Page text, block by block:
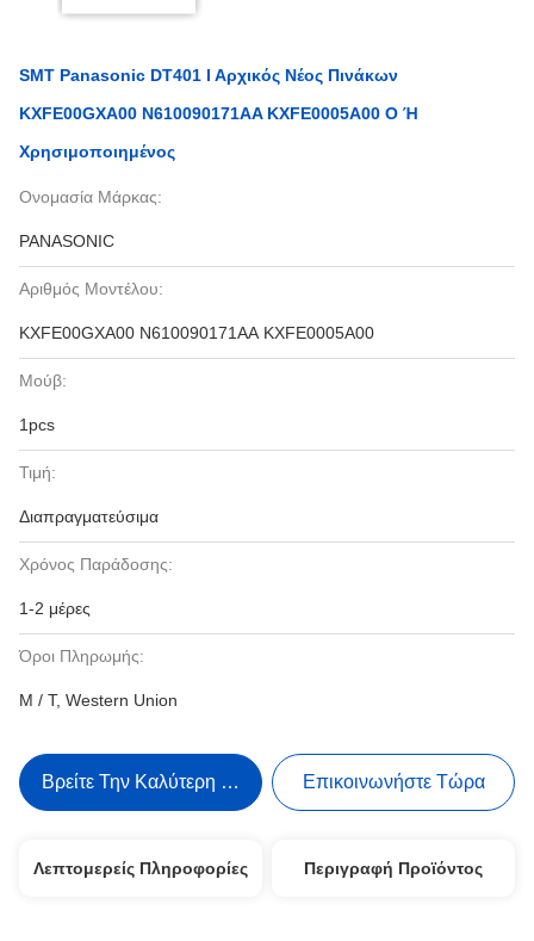
SMT Panasonic DT401 Ι Αρχικός Νέος Πινάκων
KXFE00GXA00 N610090171AA KXFE0005A00 Ο Ή
Χρησιμοποιημένος
Ονομασία Μάρκας:
PANASONIC
Αριθμός Μοντέλου:
KXFE00GXA00 N610090171AA KXFE0005A00
Μούβ:
1pcs
Τιμή:
Διαπραγματεύσιμα
Χρόνος Παράδοσης:
1-2 μέρες
Όροι Πληρωμής:
Μ / Τ, Western Union
Βρείτε Την Καλύτερη Τιμή Επικοινωνήστε Τώρα
Λεπτομερείς Πληροφορίες Περιγραφή Προϊόντος